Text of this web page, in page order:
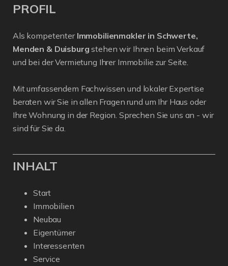
PROFIL
Als kompetenter Immobilienmakler in Schwerte,
Menden & Duisburg stehen wir Ihnen beim Verkauf
und bei der Vermietung Ihrer Immobilie zur Seite.
Mit umfassendem Fachwissen und lokaler Expertise
beraten wir Sie in allen Fragen rund um Ihr Haus oder
Ihre Wohnung in der Region. Sprechen Sie uns an - wir
sind für Sie da.
INHALT
Start
Immobilien
Neubau
Eigentümer
Interessenten
Service